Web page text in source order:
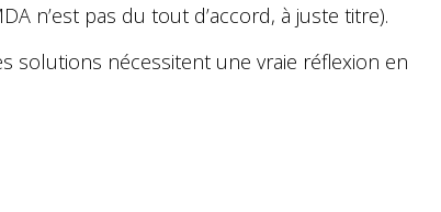
n’est pas du tout d’accord, à juste titre).
solutions nécessitent une vraie réflexion en